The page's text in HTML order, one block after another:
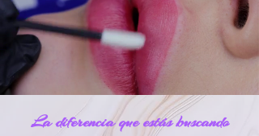
La diferencia que estás buscando